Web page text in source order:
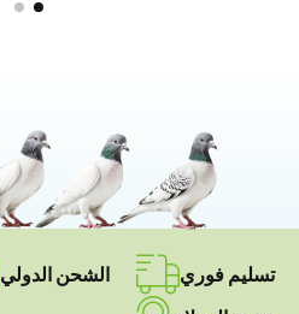
تسليم فوري الشحن الدولي